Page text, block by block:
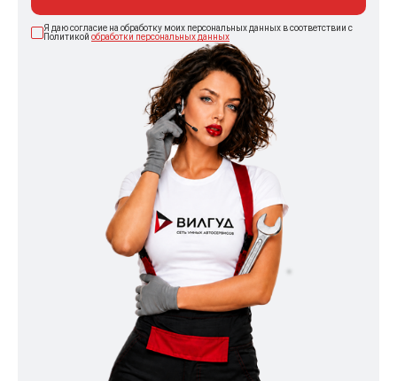
Я даю согласие на обработку моих персональных данных в соответствии с
Политикой обработки персональных данных